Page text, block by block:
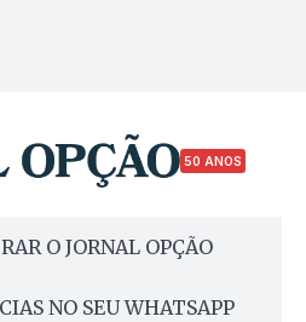
50 ANOS
O JORNAL OPÇÃO
NO SEU WHATSAPP